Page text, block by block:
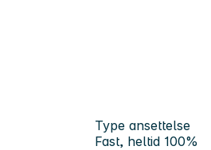
Type ansettelse
Fast, heltid 100%